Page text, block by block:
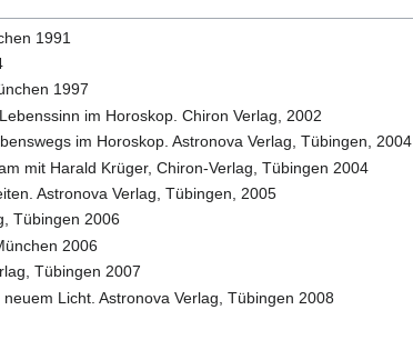
1991
1997
im Horoskop. Chiron Verlag, 2002
im Horoskop. Astronova Verlag, Tübingen, 2004
mit Harald Krüger, Chiron-Verlag, Tübingen 2004
Astronova Verlag, Tübingen, 2005
Tübingen 2006
2006
Tübingen 2007
Licht. Astronova Verlag, Tübingen 2008